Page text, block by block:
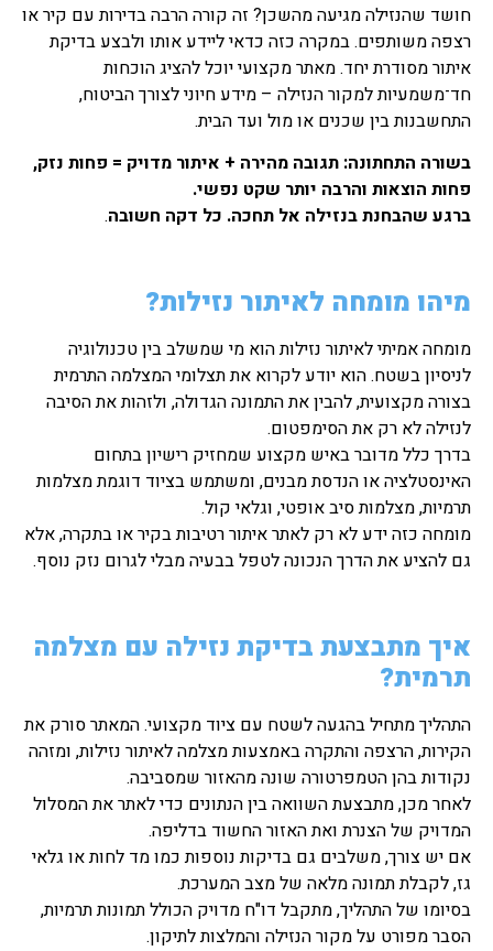
חושד שהנזילה מגיעה מהשכן? זה קורה הרבה בדירות עם קיר או
רצפה משותפים. במקרה כזה כדאי ליידע אותו ולבצע בדיקת
איתור מסודרת יחד. מאתר מקצועי יוכל להציג הוכחות
חד־משמעיות למקור הנזילה – מידע חיוני לצורך הביטוח,
התחשבנות בין שכנים או מול ועד הבית.
בשורה התחתונה: תגובה מהירה + איתור מדויק = פחות נזק,
פחות הוצאות והרבה יותר שקט נפשי.
ברגע שהבחנת בנזילה אל תחכה. כל דקה חשובה.
מיהו מומחה לאיתור נזילות?
מומחה אמיתי לאיתור נזילות הוא מי שמשלב בין טכנולוגיה
לניסיון בשטח. הוא יודע לקרוא את תצלומי המצלמה התרמית
בצורה מקצועית, להבין את התמונה הגדולה, ולזהות את הסיבה
לנזילה לא רק את הסימפטום.
בדרך כלל מדובר באיש מקצוע שמחזיק רישיון בתחום
האינסטלציה או הנדסת מבנים, ומשתמש בציוד דוגמת מצלמות
תרמיות, מצלמות סיב אופטי, וגלאי קול.
מומחה כזה ידע לא רק לאתר איתור רטיבות בקיר או בתקרה, אלא
גם להציע את הדרך הנכונה לטפל בבעיה מבלי לגרום נזק נוסף.
איך מתבצעת בדיקת נזילה עם מצלמה
תרמית?
התהליך מתחיל בהגעה לשטח עם ציוד מקצועי. המאתר סורק את
הקירות, הרצפה והתקרה באמצעות מצלמה לאיתור נזילות, ומזהה
נקודות בהן הטמפרטורה שונה מהאזור שמסביבה.
לאחר מכן, מתבצעת השוואה בין הנתונים כדי לאתר את המסלול
המדויק של הצנרת ואת האזור החשוד בדליפה.
אם יש צורך, משלבים גם בדיקות נוספות כמו מד לחות או גלאי
גז, לקבלת תמונה מלאה של מצב המערכת.
בסיומו של התהליך, מתקבל דו"ח מדויק הכולל תמונות תרמיות,
הסבר מפורט על מקור הנזילה והמלצות לתיקון.